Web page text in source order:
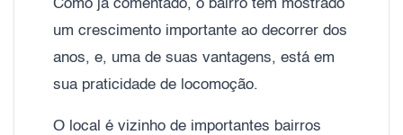
Como já comentado, o bairro tem mostrado
um crescimento importante ao decorrer dos
anos, e, uma de suas vantagens, está em
sua praticidade de locomoção.
O local é vizinho de importantes bairros